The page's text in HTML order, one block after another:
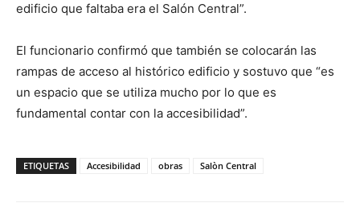
edificio que faltaba era el Salón Central”.
El funcionario confirmó que también se colocarán las
rampas de acceso al histórico edificio y sostuvo que “es
un espacio que se utiliza mucho por lo que es
fundamental contar con la accesibilidad”.
ETIQUETAS Accesibilidad obras Salòn Central